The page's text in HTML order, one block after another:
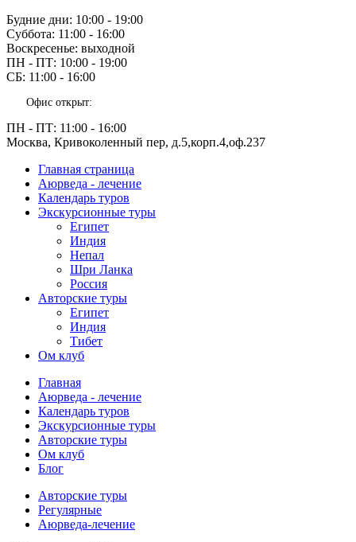
Будние дни: 10:00 - 19:00
Суббота: 11:00 - 16:00
Воскресенье: выходной
ПН - ПТ: 10:00 - 19:00
СБ: 11:00 - 16:00
Офис открыт:
ПН - ПТ: 11:00 - 16:00
Москва, Кривоколенный пер, д.5,корп.4,оф.237
Главная страница
Аюрведа - лечение
Календарь туров
Экскурсионные туры
Египет
Индия
Непал
Шри Ланка
Россия
Авторские туры
Египет
Индия
Тибет
Ом клуб
Главная
Аюрведа - лечение
Календарь туров
Экскурсионные туры
Авторские туры
Ом клуб
Блог
Авторские туры
Регулярные
Аюрведа-лечение